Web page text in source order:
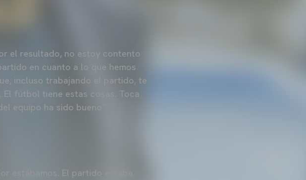
el resultado, no estoy contento
en cuanto a lo que hemos
incluso trabajando el partido, te
fútbol tiene estas cosas. Toca
equipo ha sido bueno”.
estábamos. El partido estaba